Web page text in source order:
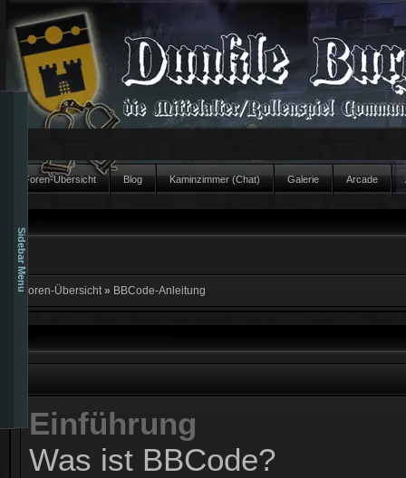
Sidebar Menu
Foren-Übersicht Blog Kaminzimmer (Chat) Galerie Arcade
Foren-Übersicht» BBCode-Anleitung
Einführung
Was ist BBCode?